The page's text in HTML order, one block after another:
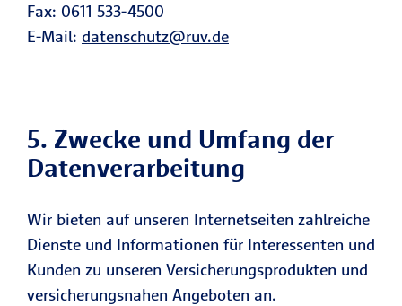
Fax: 0611 533-4500
E-Mail: datenschutz@ruv.de
5. Zwecke und Umfang der
Datenverarbeitung
Wir bieten auf unseren Internetseiten zahlreiche
Dienste und Informationen für Interessenten und
Kunden zu unseren Versicherungsprodukten und
versicherungsnahen Angeboten an.